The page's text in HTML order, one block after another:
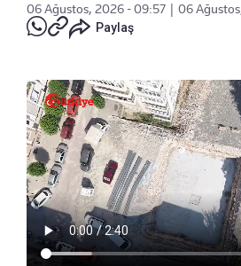
06 Ağustos, 2026 - 09:57
06
Paylaş